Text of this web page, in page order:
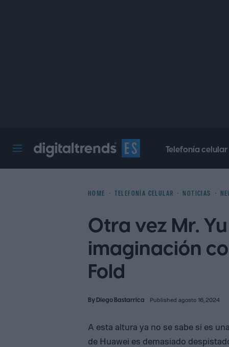
Telefonía celular
HOME TELEFONÍA CELULAR NOTICIAS
Otra vez Mr.
imaginación
Fold
ByDiego Bastarrica Published agosto 16, 2024
A esta altura ya no se sabe si es
de Huawei es demasiado